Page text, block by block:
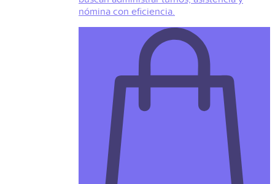
nómina con eficiencia.